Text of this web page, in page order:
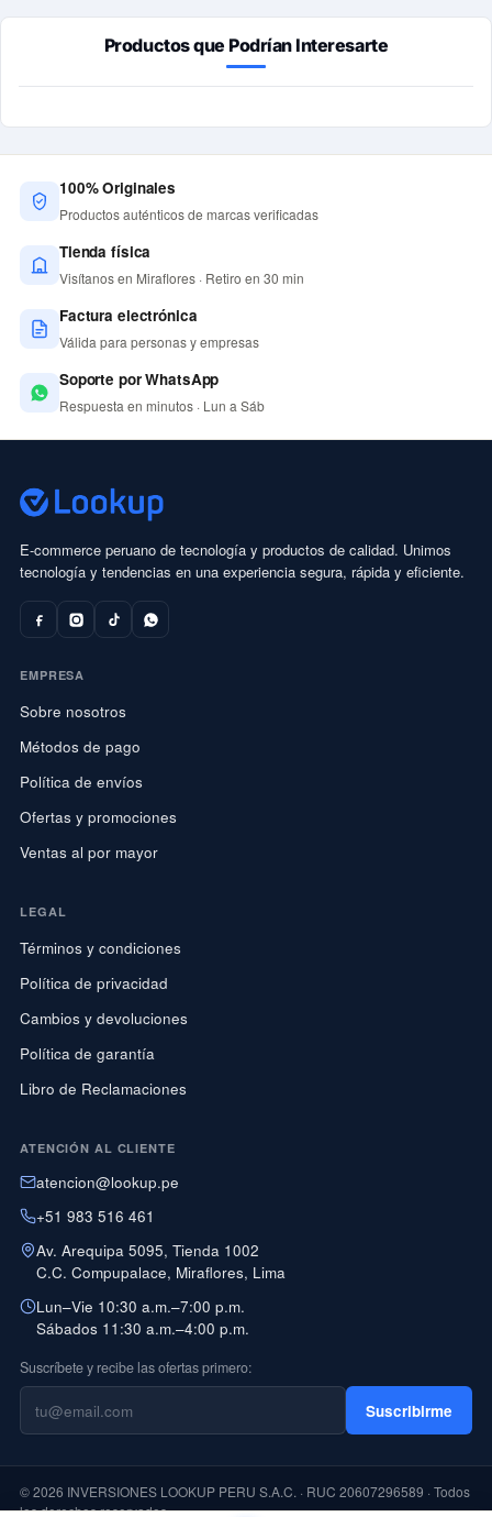
Productos que Podrían Interesarte
100% Originales
Productos auténticos de marcas verificadas
Tienda física
Visítanos en Miraflores · Retiro en 30 min
Factura electrónica
Válida para personas y empresas
Soporte por WhatsApp
Respuesta en minutos · Lun a Sáb
E-commerce peruano de tecnología y productos de calidad. Unimos
tecnología y tendencias en una experiencia segura, rápida y eficiente.
EMPRESA
Sobre nosotros
Métodos de pago
Política de envíos
Ofertas y promociones
Ventas al por mayor
LEGAL
Términos y condiciones
Política de privacidad
Cambios y devoluciones
Política de garantía
Libro de Reclamaciones
ATENCIÓN AL CLIENTE
atencion@lookup.pe
+51 983 516 461
Av. Arequipa 5095, Tienda 1002
C.C. Compupalace, Miraflores, Lima
Lun–Vie 10:30 a.m.–7:00 p.m.
Sábados 11:30 a.m.–4:00 p.m.
Suscríbete y recibe las ofertas primero:
Suscribirme
© 2026 INVERSIONES LOOKUP PERU S.A.C. · RUC 20607296589 · Todos
los derechos reservados